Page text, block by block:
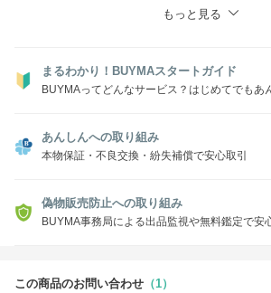
もっと見る
まるわかり！BUYMAスタートガイド
BUYMAってどんなサービス？はじめてでもあ
あんしんへの取り組み
本物保証・不良交換・紛失補償で安心取引
偽物販売防止への取り組み
BUYMA事務局による出品監視や無料鑑定で安
この商品のお問い合わせ （1）